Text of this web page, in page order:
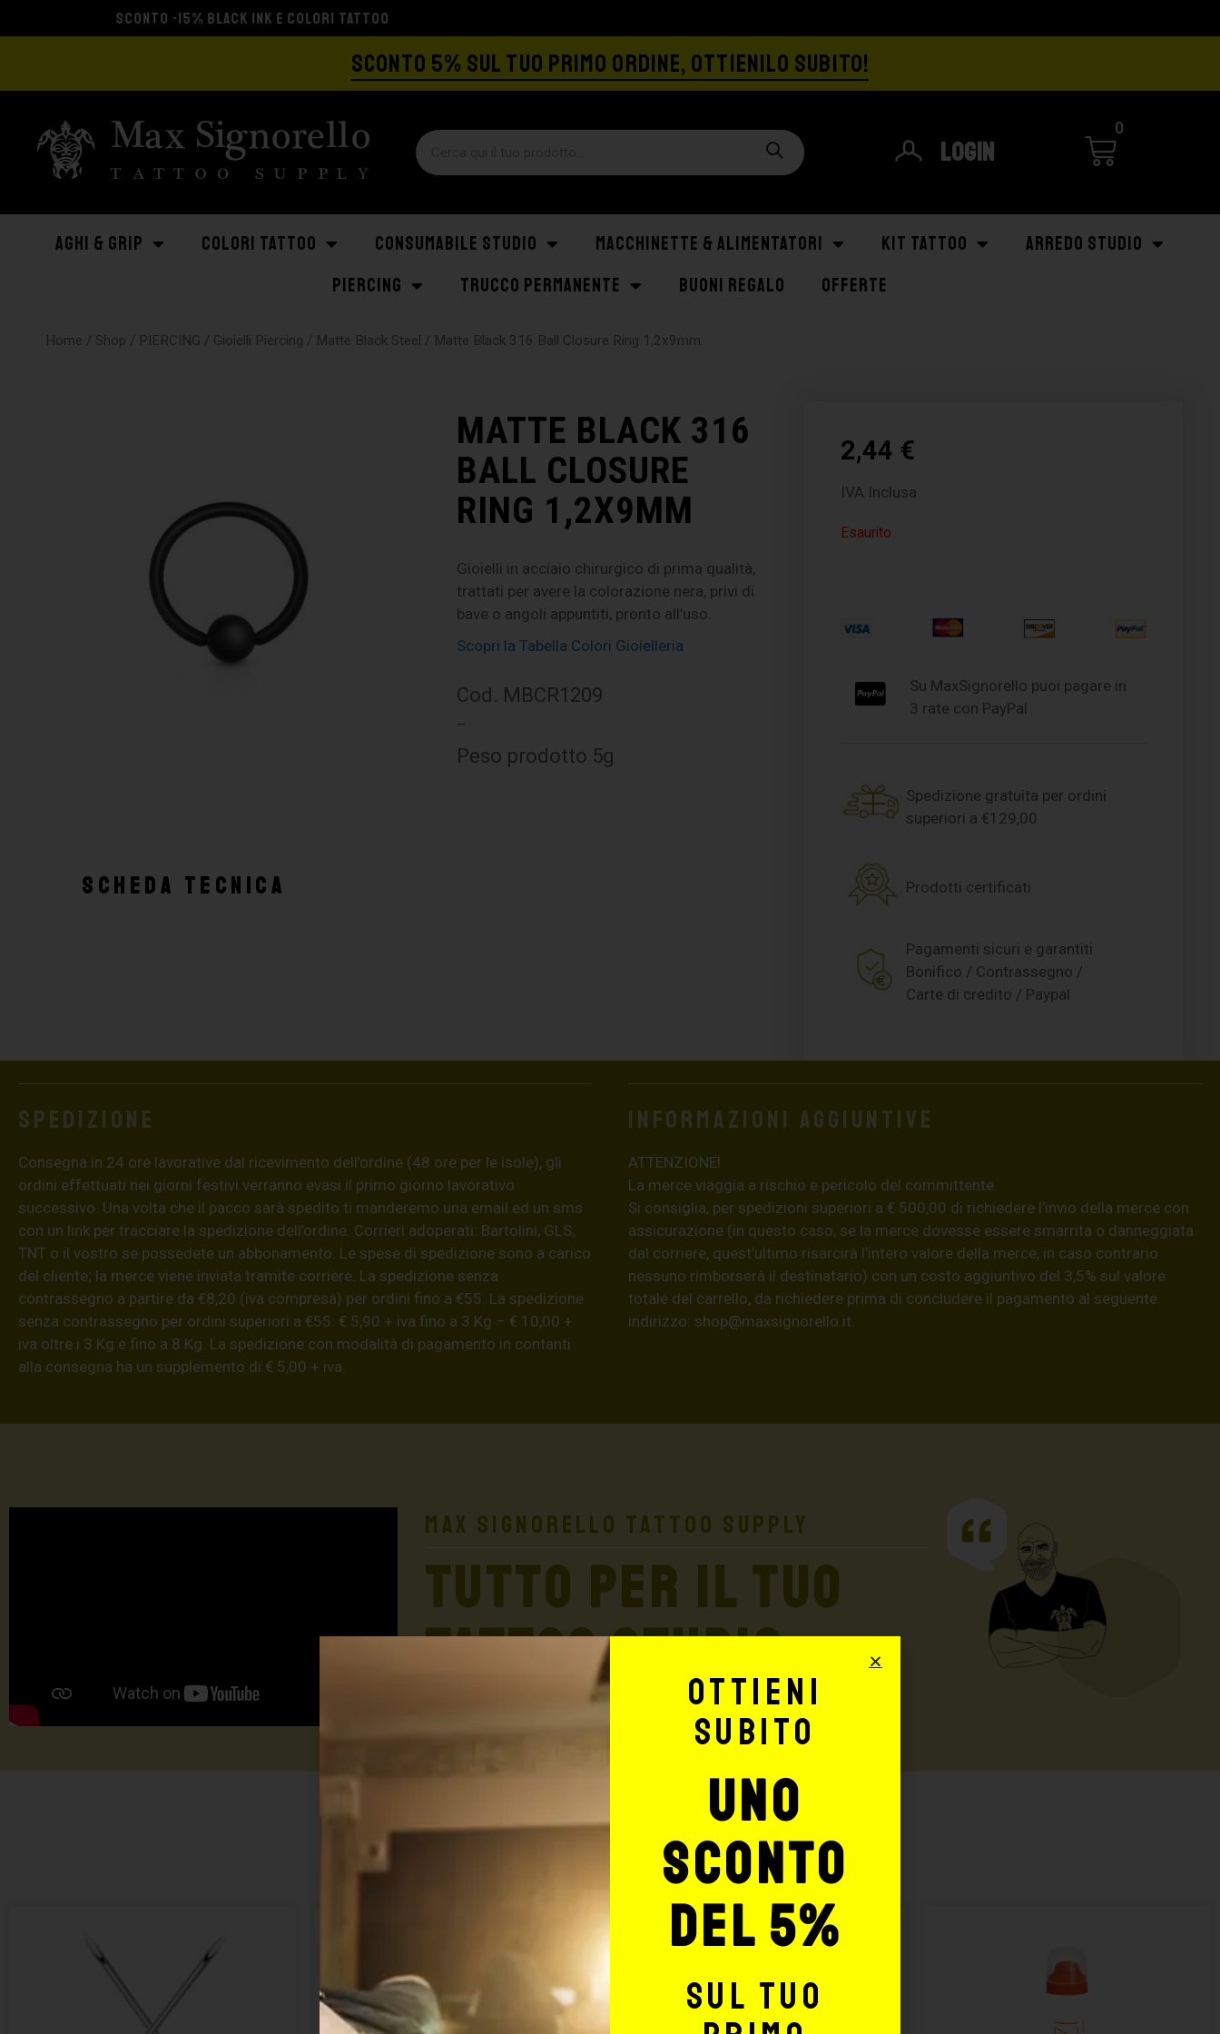
SCONTO 5% SUL TUO PRIMO ORDINE, OTTIENILO SUBITO!
Login
0
AGHI & GRIP COLORI TATTOO CONSUMABILE STUDIO MACCHINETTE & ALIMENTATORI KIT TATTOO
ARREDO STUDIO
PIERCING
TRUCCO PERMANENTE BUONI REGALO OFFERTE
Home / Shop / PIERCING / Gioielli Piercing / Matte Black Steel / Matte Black 316 Ball Closure Ring 1,2x9mm
MATTE BLACK 316
BALL CLOSURE
RING 1,2X9MM
Gioielli in acciaio chirurgico di prima qualità,
trattati per avere la colorazione nera, privi di
bave o angoli appuntiti, pronto all’uso.
Scopri la Tabella Colori Gioielleria
Cod. MBCR1209
–
Peso prodotto 5g
SCHEDA TECNICA
2,44 €
IVA Inclusa
Esaurito
Su MaxSignorello puoi pagare in
3 rate con PayPal
Spedizione gratuita per ordini
superiori a €129,00
Prodotti certificati
Pagamenti sicuri e garantiti
Bonifico / Contrassegno /
Carte di credito / Paypal
Spedizione
Consegna in 24 ore lavorative dal ricevimento dell’ordine (48 ore per le isole), gli
ordini effettuati nei giorni festivi verranno evasi il primo giorno lavorativo
successivo. Una volta che il pacco sarà spedito ti manderemo una email ed un sms
con un link per tracciare la spedizione dell’ordine. Corrieri adoperati: Bartolini, GLS,
TNT o il vostro se possedete un abbonamento. Le spese di spedizione sono a carico
del cliente; la merce viene inviata tramite corriere. La spedizione senza
contrassegno a partire da €8,20 (iva compresa) per ordini fino a €55. La spedizione
senza contrassegno per ordini superiori a €55: € 5,90 + iva fino a 3 Kg – € 10,00 +
iva oltre i 3 Kg e fino a 8 Kg. La spedizione con modalità di pagamento in contanti
alla consegna ha un supplemento di € 5,00 + iva.
Informazioni aggiuntive
ATTENZIONE!
La merce viaggia a rischio e pericolo del committente.
Si consiglia, per spedizioni superiori a € 500,00 di richiedere l’invio della merce con
assicurazione (in questo caso, se la merce dovesse essere smarrita o danneggiata
dal corriere, quest’ultimo risarcirà l’intero valore della merce, in caso contrario
nessuno rimborserà il destinatario) con un costo aggiuntivo del 3,5% sul valore
totale del carrello, da richiedere prima di concludere il pagamento al seguente
indirizzo: shop@maxsignorello.it
Max Signorello Tattoo Supply
TUTTO PER IL TUO
TATTOO STUDIO
Potrebbe interessarti anche:
Ottieni
subito
uno
sconto
del 5%
sul tuo